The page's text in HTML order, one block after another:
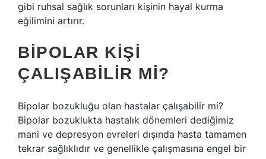
gibi ruhsal sağlık sorunları kişinin hayal kurma
eğilimini artırır.
BIPOLAR KIŞI
ÇALIŞABILIR MI?
Bipolar bozukluğu olan hastalar çalışabilir mi?
Bipolar bozuklukta hastalık dönemleri dediğimiz
mani ve depresyon evreleri dışında hasta tamamen
tekrar sağlıklıdır ve genellikle çalışmasına engel bir